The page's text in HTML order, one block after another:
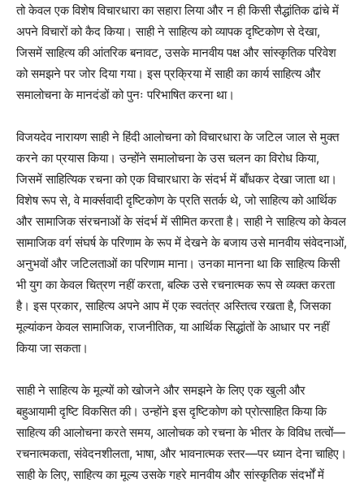
तो केवल एक विशेष विचारधारा का सहारा लिया और न ही किसी सैद्धांतिक ढांचे में
अपने विचारों को कैद किया। साही ने साहित्य को व्यापक दृष्टिकोण से देखा,
जिसमें साहित्य की आंतरिक बनावट, उसके मानवीय पक्ष और सांस्कृतिक परिवेश
को समझने पर जोर दिया गया। इस प्रक्रिया में साही का कार्य साहित्य और
समालोचना के मानदंडों को पुनः परिभाषित करना था।
विजयदेव नारायण साही ने हिंदी आलोचना को विचारधारा के जटिल जाल से मुक्त
करने का प्रयास किया। उन्होंने समालोचना के उस चलन का विरोध किया,
जिसमें साहित्यिक रचना को एक विचारधारा के संदर्भ में बाँधकर देखा जाता था।
विशेष रूप से, वे मार्क्सवादी दृष्टिकोण के प्रति सतर्क थे, जो साहित्य को आर्थिक
और सामाजिक संरचनाओं के संदर्भ में सीमित करता है। साही ने साहित्य को केवल
सामाजिक वर्ग संघर्ष के परिणाम के रूप में देखने के बजाय उसे मानवीय संवेदनाओं,
अनुभवों और जटिलताओं का परिणाम माना। उनका मानना था कि साहित्य किसी
भी युग का केवल चित्रण नहीं करता, बल्कि उसे रचनात्मक रूप से व्यक्त करता
है। इस प्रकार, साहित्य अपने आप में एक स्वतंत्र अस्तित्व रखता है, जिसका
मूल्यांकन केवल सामाजिक, राजनीतिक, या आर्थिक सिद्धांतों के आधार पर नहीं
किया जा सकता।
साही ने साहित्य के मूल्यों को खोजने और समझने के लिए एक खुली और
बहुआयामी दृष्टि विकसित की। उन्होंने इस दृष्टिकोण को प्रोत्साहित किया कि
साहित्य की आलोचना करते समय, आलोचक को रचना के भीतर के विविध तत्वों—
रचनात्मकता, संवेदनशीलता, भाषा, और भावनात्मक स्तर—पर ध्यान देना चाहिए।
साही के लिए, साहित्य का मूल्य उसके गहरे मानवीय और सांस्कृतिक संदर्भों में